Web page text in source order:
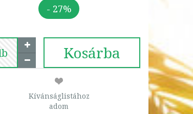
- 27%
Kosárba
Kívánságlistához
adom